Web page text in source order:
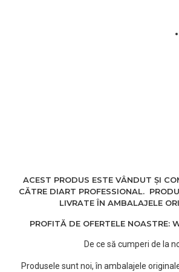
le
la
a fi
ACEST PRODUS ESTE VÂNDUT ȘI
CĂTRE DIART PROFESSIONAL.
LIVRATE ÎN AMBALAJELE
PROFITĂ DE OFERTELE NOASTRE:
De ce să cumperi de la
Produsele sunt noi, în ambalajele